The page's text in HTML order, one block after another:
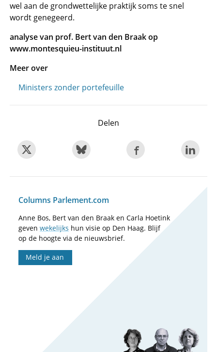
wel aan de grondwettelijke praktijk soms te snel
wordt genegeerd.
analyse van prof. Bert van den Braak op
www.montesquieu-instituut.nl
Meer over
Ministers zonder portefeuille
Delen
Columns Parlement.com
Anne Bos, Bert van den Braak en Carla Hoetink
geven wekelijks hun visie op Den Haag. Blijf
op de hoogte via de nieuwsbrief.
Meld je aan